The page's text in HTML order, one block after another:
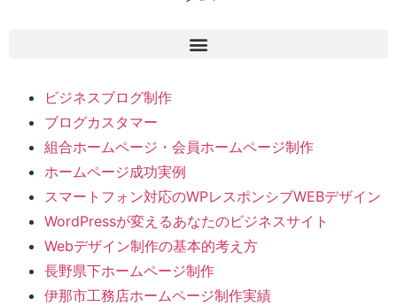
ビジネスブログ制作
ブログカスタマー
組合ホームページ・会員ホームページ制作
ホームページ成功実例
スマートフォン対応のWPレスポンシブWEBデザイン
WordPressが変えるあなたのビジネスサイト
Webデザイン制作の基本的考え方
長野県下ホームページ制作
伊那市工務店ホームページ制作実績